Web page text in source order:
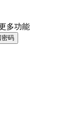
多功能
密码